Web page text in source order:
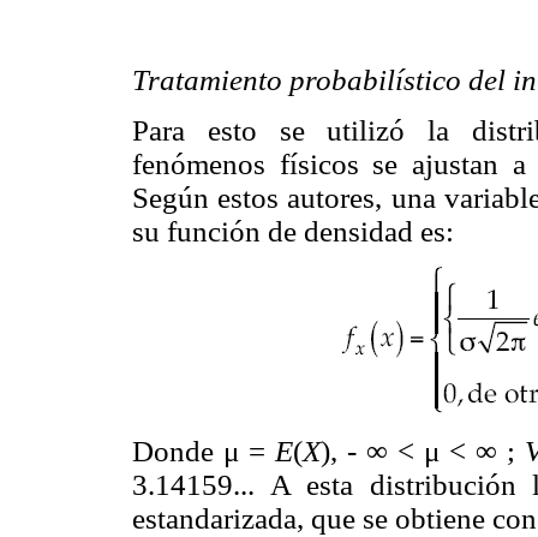
Tratamiento probabilístico del
Para esto se utilizó la
fenómenos físicos se ajustan
Según estos autores, una
su función de densidad es:
Donde μ = E(X), - ∞ < μ < ∞ ;
3.14159... A esta distribución
estandarizada, que se obtiene